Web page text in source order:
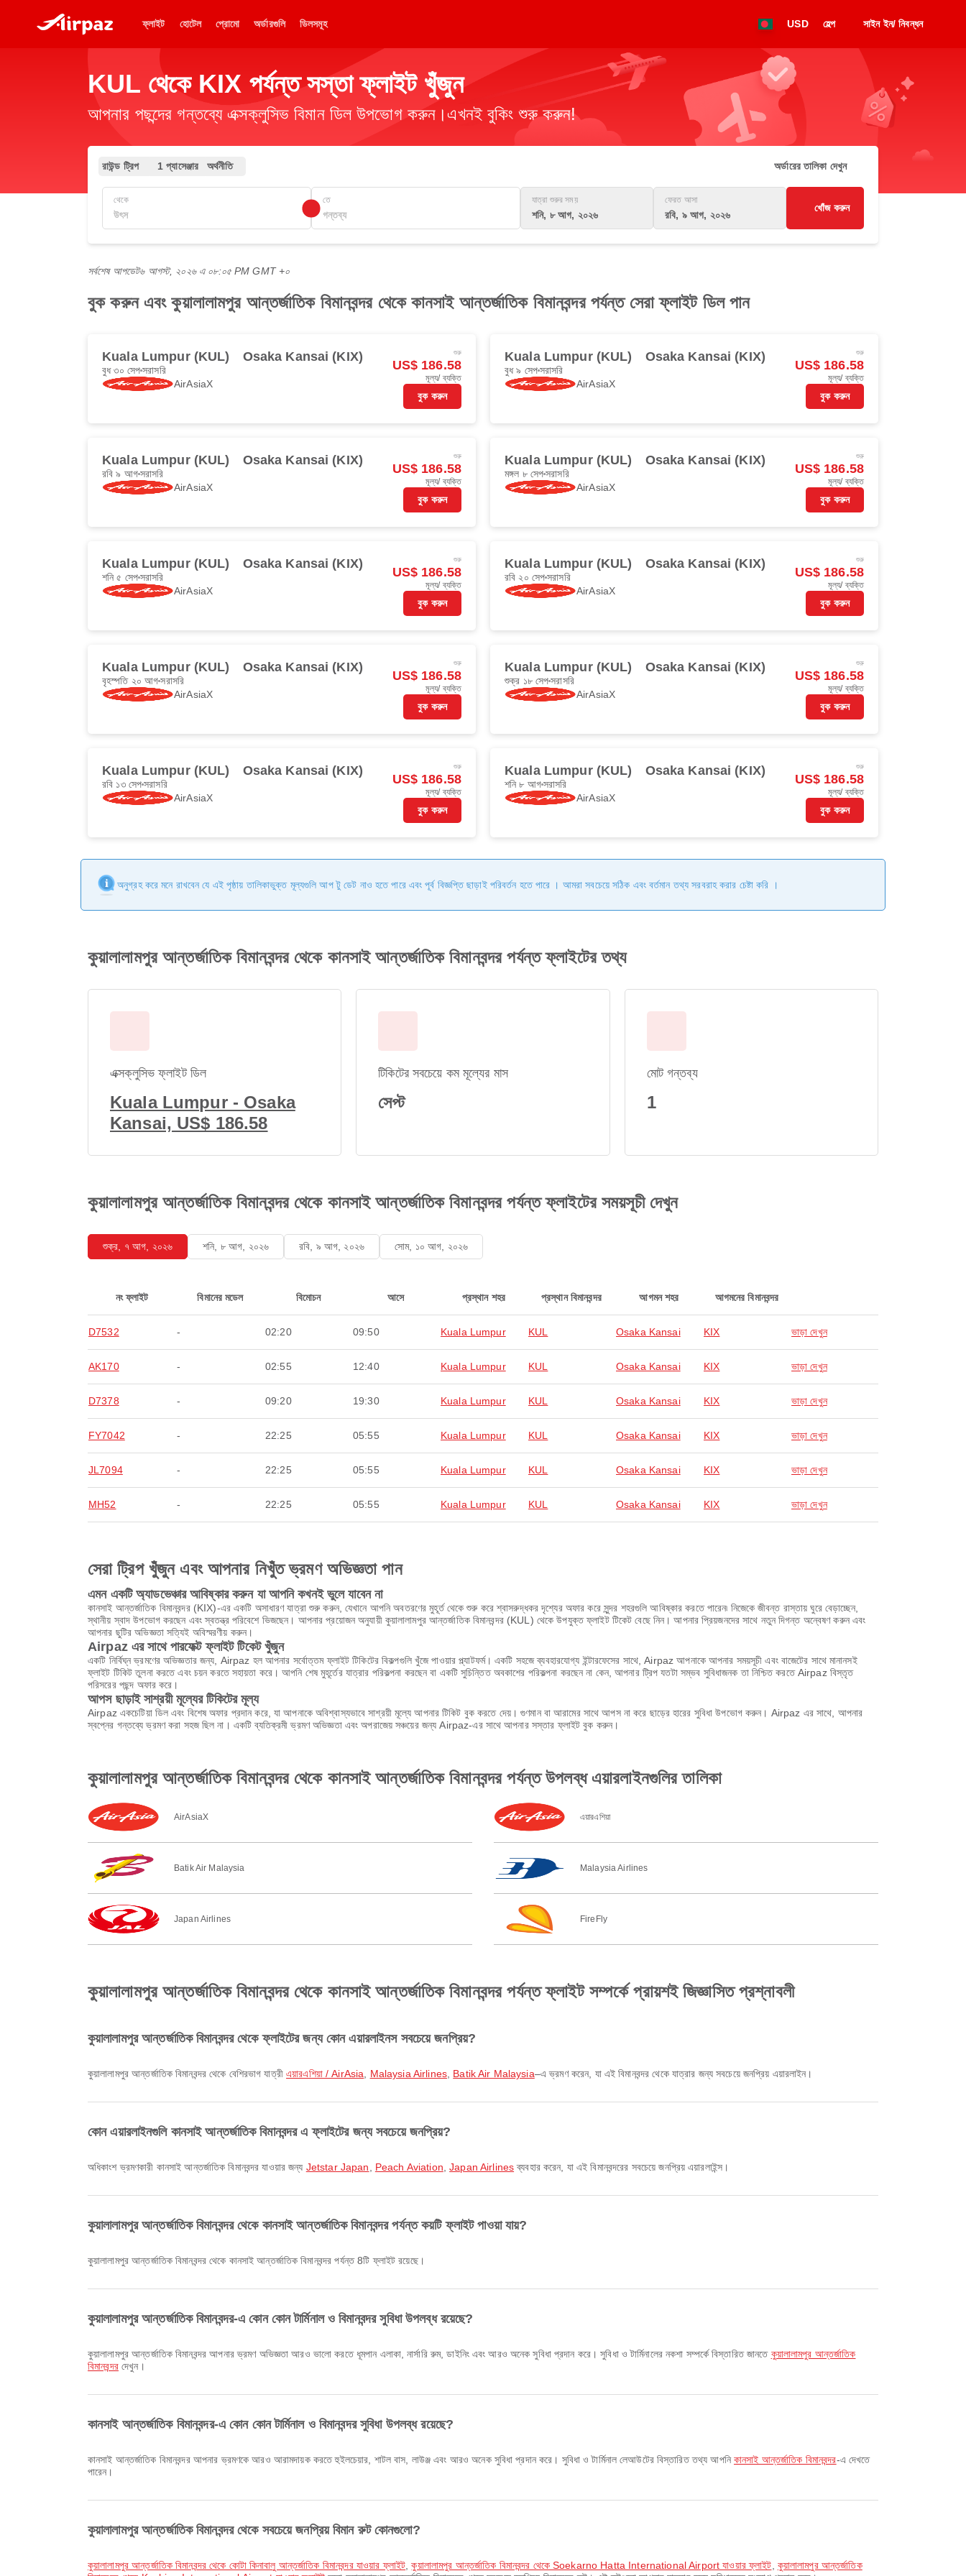
ফ্লাইট হোটেল প্রোমো অর্ডারগুলি ডিলসমূহ USD হেল্প সাইন ইন/ নিবন্ধন
KUL থেকে KIX পর্যন্ত সস্তা ফ্লাইট খুঁজুন
আপনার পছন্দের গন্তব্যে এক্সক্লুসিভ বিমান ডিল উপভোগ করুন।এখনই বুকিং শুরু করুন!
রাউন্ড ট্রিপ 1 প্যাসেঞ্জার অর্থনীতি অর্ডারের তালিকা দেখুন
থেকে তে যাত্রা শুরুর সময়
শনি, ৮ আগ, ২০২৬
ফেরত আসা
রবি, ৯ আগ, ২০২৬
খোঁজ করুন
সর্বশেষ আপডেট৬ আগস্ট, ২০২৬ এ ০৮:০৫ PM GMT +০
বুক করুন এবং কুয়ালালামপুর আন্তর্জাতিক বিমানবন্দর থেকে কানসাই আন্তর্জাতিক বিমানবন্দর পর্যন্ত সেরা ফ্লাইট ডিল পান
Kuala Lumpur (KUL) Osaka Kansai (KIX)
বুধ ৩০ সেপসরাসরি
AirAsiaX
শুরু
US$ 186.58
মূল্য/ ব্যক্তি
বুক করুন
Kuala Lumpur (KUL) Osaka Kansai (KIX)
বুধ ৯ সেপসরাসরি
AirAsiaX
শুরু
US$ 186.58
মূল্য/ ব্যক্তি
বুক করুন
Kuala Lumpur (KUL) Osaka Kansai (KIX)
রবি ৯ আগসরাসরি
AirAsiaX
শুরু
US$ 186.58
মূল্য/ ব্যক্তি
বুক করুন
Kuala Lumpur (KUL) Osaka Kansai (KIX)
মঙ্গল ৮ সেপসরাসরি
AirAsiaX
শুরু
US$ 186.58
মূল্য/ ব্যক্তি
বুক করুন
Kuala Lumpur (KUL) Osaka Kansai (KIX)
শনি ৫ সেপসরাসরি
AirAsiaX
শুরু
US$ 186.58
মূল্য/ ব্যক্তি
বুক করুন
Kuala Lumpur (KUL) Osaka Kansai (KIX)
রবি ২০ সেপসরাসরি
AirAsiaX
শুরু
US$ 186.58
মূল্য/ ব্যক্তি
বুক করুন
Kuala Lumpur (KUL) Osaka Kansai (KIX)
বৃহস্পতি ২০ আগসরাসরি
AirAsiaX
শুরু
US$ 186.58
মূল্য/ ব্যক্তি
বুক করুন
Kuala Lumpur (KUL) Osaka Kansai (KIX)
শুক্র ১৮ সেপসরাসরি
AirAsiaX
শুরু
US$ 186.58
মূল্য/ ব্যক্তি
বুক করুন
Kuala Lumpur (KUL) Osaka Kansai (KIX)
রবি ১৩ সেপসরাসরি
AirAsiaX
শুরু
US$ 186.58
মূল্য/ ব্যক্তি
বুক করুন
Kuala Lumpur (KUL) Osaka Kansai (KIX)
শনি ৮ আগসরাসরি
AirAsiaX
শুরু
US$ 186.58
মূল্য/ ব্যক্তি
বুক করুন
অনুগ্রহ করে মনে রাখবেন যে এই পৃষ্ঠায় তালিকাভুক্ত মূল্যগুলি আপ টু ডেট নাও হতে পারে এবং পূর্ব বিজ্ঞপ্তি ছাড়াই পরিবর্তন হতে পারে । আমরা সবচেয়ে সঠিক এবং বর্তমান তথ্য সরবরাহ করার চেষ্টা করি ।
কুয়ালালামপুর আন্তর্জাতিক বিমানবন্দর থেকে কানসাই আন্তর্জাতিক বিমানবন্দর পর্যন্ত ফ্লাইটের তথ্য
এক্সক্লুসিভ ফ্লাইট ডিল
Kuala Lumpur - Osaka
Kansai, US$ 186.58
টিকিটের সবচেয়ে কম মূল্যের মাস
সেপ্ট
মোট গন্তব্য
1
কুয়ালালামপুর আন্তর্জাতিক বিমানবন্দর থেকে কানসাই আন্তর্জাতিক বিমানবন্দর পর্যন্ত ফ্লাইটের সময়সূচী দেখুন
শুক্র, ৭ আগ, ২০২৬ শনি, ৮ আগ, ২০২৬ রবি, ৯ আগ, ২০২৬ সোম, ১০ আগ, ২০২৬
নং ফ্লাইট বিমানের মডেল বিমোচন আসে প্রস্থান শহর প্রস্থান বিমানবন্দর আগমন শহর আগমনের বিমানবন্দর
D7532 - 02:20 09:50 Kuala Lumpur KUL Osaka Kansai KIX ভাড়া দেখুন
AK170 - 02:55 12:40 Kuala Lumpur KUL Osaka Kansai KIX ভাড়া দেখুন
D7378 - 09:20 19:30 Kuala Lumpur KUL Osaka Kansai KIX ভাড়া দেখুন
FY7042 - 22:25 05:55 Kuala Lumpur KUL Osaka Kansai KIX ভাড়া দেখুন
JL7094 - 22:25 05:55 Kuala Lumpur KUL Osaka Kansai KIX ভাড়া দেখুন
MH52 - 22:25 05:55 Kuala Lumpur KUL Osaka Kansai KIX ভাড়া দেখুন
সেরা ট্রিপ খুঁজুন এবং আপনার নিখুঁত ভ্রমণ অভিজ্ঞতা পান
এমন একটি অ্যাডভেঞ্চার আবিষ্কার করুন যা আপনি কখনই ভুলে যাবেন না
কানসাই আন্তর্জাতিক বিমানবন্দর (KIX)-এর একটি অসাধারণ যাত্রা শুরু করুন, যেখানে আপনি অবতরণের মুহূর্ত থেকে শুরু করে শ্বাসরুদ্ধকর দৃশ্যের অফার করে সুন্দর শহরগুলি আবিষ্কার করতে পারেন৷ নিজেকে জীবন্ত রাস্তায় ঘুরে বেড়াচ্ছেন,
স্থানীয় স্বাদ উপভোগ করছেন এবং স্বতন্ত্র পরিবেশে ভিজছেন। আপনার প্রয়োজন অনুযায়ী কুয়ালালামপুর আন্তর্জাতিক বিমানবন্দর (KUL) থেকে উপযুক্ত ফ্লাইট টিকেট বেছে নিন। আপনার প্রিয়জনদের সাথে নতুন দিগন্ত অন্বেষণ করুন এবং
আপনার ছুটির অভিজ্ঞতা সত্যিই অবিস্মরণীয় করুন।
Airpaz এর সাথে পারফেক্ট ফ্লাইট টিকেট খুঁজুন
একটি নির্বিঘ্ন ভ্রমণের অভিজ্ঞতার জন্য, Airpaz হল আপনার সর্বোত্তম ফ্লাইট টিকিটের বিকল্পগুলি খুঁজে পাওয়ার প্ল্যাটফর্ম। একটি সহজে ব্যবহারযোগ্য ইন্টারফেসের সাথে, Airpaz আপনাকে আপনার সময়সূচী এবং বাজেটের সাথে মানানসই
ফ্লাইট টিকিট তুলনা করতে এবং চয়ন করতে সহায়তা করে। আপনি শেষ মুহূর্তের যাত্রার পরিকল্পনা করছেন বা একটি সুচিন্তিত অবকাশের পরিকল্পনা করছেন না কেন, আপনার ট্রিপ যতটা সম্ভব সুবিধাজনক তা নিশ্চিত করতে Airpaz বিস্তৃত
পরিসরের পছন্দ অফার করে।
আপস ছাড়াই সাশ্রয়ী মূল্যের টিকিটের মূল্য
Airpaz একচেটিয়া ডিল এবং বিশেষ অফার প্রদান করে, যা আপনাকে অবিশ্বাস্যভাবে সাশ্রয়ী মূল্যে আপনার টিকিট বুক করতে দেয়। গুণমান বা আরামের সাথে আপস না করে ছাড়ের হারের সুবিধা উপভোগ করুন। Airpaz এর সাথে, আপনার
স্বপ্নের গন্তব্যে ভ্রমণ করা সহজ ছিল না। একটি ব্যতিক্রমী ভ্রমণ অভিজ্ঞতা এবং অপরাজেয় সঞ্চয়ের জন্য Airpaz-এর সাথে আপনার সস্তার ফ্লাইট বুক করুন।
কুয়ালালামপুর আন্তর্জাতিক বিমানবন্দর থেকে কানসাই আন্তর্জাতিক বিমানবন্দর পর্যন্ত উপলব্ধ এয়ারলাইনগুলির তালিকা
AirAsiaX এয়ারএশিয়া
Batik Air Malaysia Malaysia Airlines
Japan Airlines FireFly
কুয়ালালামপুর আন্তর্জাতিক বিমানবন্দর থেকে কানসাই আন্তর্জাতিক বিমানবন্দর পর্যন্ত ফ্লাইট সম্পর্কে প্রায়শই জিজ্ঞাসিত প্রশ্নাবলী
কুয়ালালামপুর আন্তর্জাতিক বিমানবন্দর থেকে ফ্লাইটের জন্য কোন এয়ারলাইনস সবচেয়ে জনপ্রিয়?
কুয়ালালামপুর আন্তর্জাতিক বিমানবন্দর থেকে বেশিরভাগ যাত্রীএয়ারএশিয়া / AirAsia Malaysia Airlines, Batik Air Malaysia–এ ভ্রমণ করেন, যা এই বিমানবন্দর থেকে যাত্রার জন্য সবচেয়ে জনপ্রিয় এয়ারলাইন।
কোন এয়ারলাইনগুলি কানসাই আন্তর্জাতিক বিমানবন্দর এ ফ্লাইটের জন্য সবচেয়ে জনপ্রিয়?
অধিকাংশ ভ্রমণকারী কানসাই আন্তর্জাতিক বিমানবন্দর যাওয়ার জন্য Jetstar Japan Peach Aviation ,Japan Airlinesব্যবহার করেন, যা এই বিমানবন্দরের সবচেয়ে জনপ্রিয় এয়ারলাইন্স।
কুয়ালালামপুর আন্তর্জাতিক বিমানবন্দর থেকে কানসাই আন্তর্জাতিক বিমানবন্দর পর্যন্ত কয়টি ফ্লাইট পাওয়া যায়?
কুয়ালালামপুর আন্তর্জাতিক বিমানবন্দর থেকে কানসাই আন্তর্জাতিক বিমানবন্দর পর্যন্ত 8টি ফ্লাইট রয়েছে।
কুয়ালালামপুর আন্তর্জাতিক বিমানবন্দর-এ কোন কোন টার্মিনাল ও বিমানবন্দর সুবিধা উপলব্ধ রয়েছে?
কুয়ালালামপুর আন্তর্জাতিক বিমানবন্দর আপনার ভ্রমণ অভিজ্ঞতা আরও ভালো করতে ধূমপান এলাকা, নার্সারি রুম, ডাইনিং এবং আরও অনেক সুবিধা প্রদান করে। সুবিধা ও টার্মিনালের নকশা সম্পর্কে বিস্তারিত জানতে কুয়ালালামপুর আন্তর্জাতিক
বিমানবন্দরদেখুন।
কানসাই আন্তর্জাতিক বিমানবন্দর-এ কোন কোন টার্মিনাল ও বিমানবন্দর সুবিধা উপলব্ধ রয়েছে?
কানসাই আন্তর্জাতিক বিমানবন্দর আপনার ভ্রমণকে আরও আরামদায়ক করতে হুইলচেয়ার, শাটল বাস, লাউঞ্জ এবং আরও অনেক সুবিধা প্রদান করে। সুবিধা ও টার্মিনাল লেআউটের বিস্তারিত তথ্য আপনিকানসাই আন্তর্জাতিক বিমানবন্দর-এ দেখতে
পারেন।
কুয়ালালামপুর আন্তর্জাতিক বিমানবন্দর থেকে সবচেয়ে জনপ্রিয় বিমান রুট কোনগুলো?
কুয়ালালামপুর আন্তর্জাতিক বিমানবন্দর থেকে কোটা কিনাবালু আন্তর্জাতিক বিমানবন্দর যাওয়ার ফ্লাইট ,কুয়ালালামপুর আন্তর্জাতিক বিমানবন্দর থেকে Soekarno Hatta International Airport যাওয়ার ফ্লাইট কুয়ালালামপুর আন্তর্জাতিক